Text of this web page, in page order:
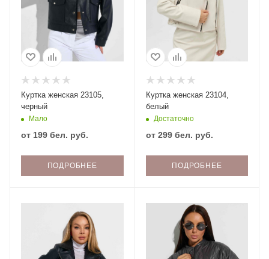
Куртка женская 23105,
черный
Мало
от 199 бел. руб.
ПОДРОБНЕЕ
Куртка женская 23104,
белый
Достаточно
от 299 бел. руб.
ПОДРОБНЕЕ